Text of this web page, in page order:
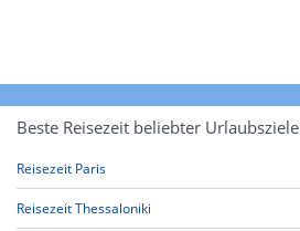
Beste Reisezeit beliebter Urlaubsziele
Reisezeit Paris
Reisezeit Thessaloniki